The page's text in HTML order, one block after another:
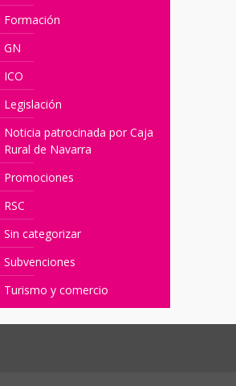
Formación
GN
ICO
Legislación
Noticia patrocinada por Caja
Rural de Navarra
Promociones
RSC
Sin categorizar
Subvenciones
Turismo y comercio